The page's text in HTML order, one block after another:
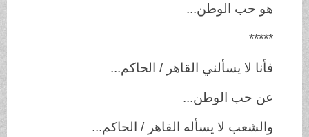
هو حب الوطن...
*****
فأنا لا يسألني القاهر / الحاكم...
عن حب الوطن...
والشعب لا يسأله القاهر / الحاكم...